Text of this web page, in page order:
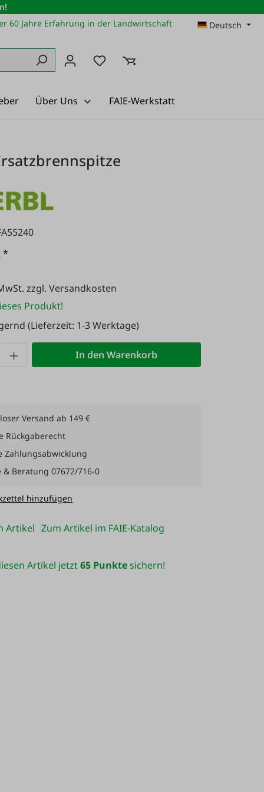
60 Jahre Erfahrung in der Landwirtschaft
Deutsch
Du hast 0 Produkte auf dem
Über Uns FAIE-Werkstatt
*
zzgl. Versandkosten
Produkt!
(Lieferzeit: 1-3 Werktage)
Gib den gewünschten Wert
In den Warenkorb
Versand ab 149 €
Rückgaberecht
Zahlungsabwicklung
& Beratung 07672/716-0
hinzufügen
Artikel Zum Artikel im FAIE-Katalog
Artikel jetzt65 Punktesichern!